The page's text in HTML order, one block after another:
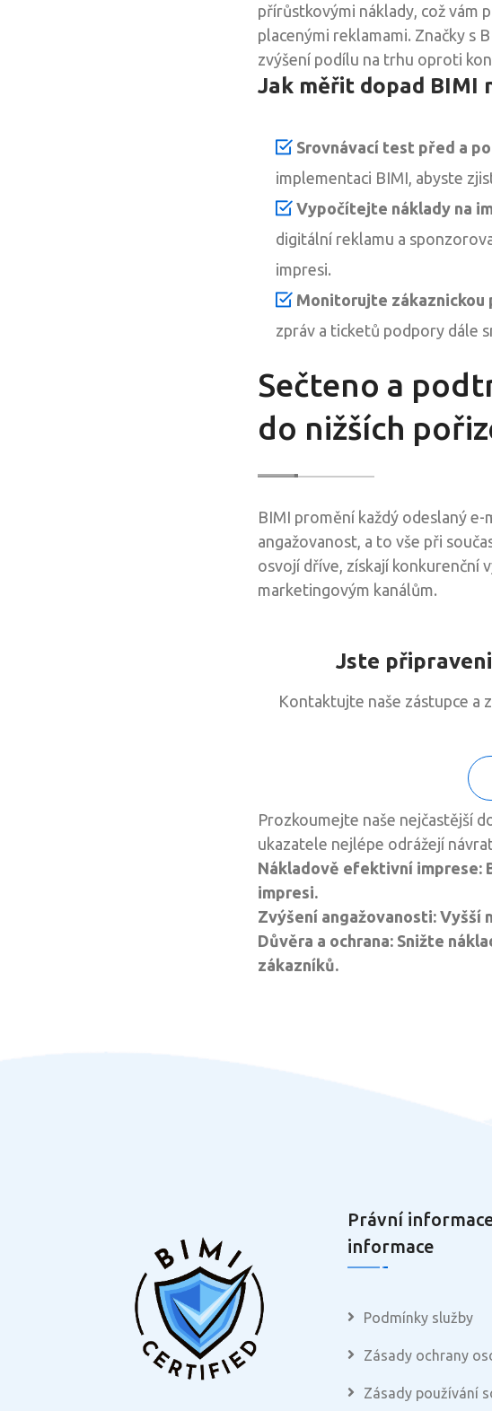
přírůstkovými náklady, což vám
placenými reklamami. Značky s
zvýšení podílu na trhu oproti
Jak měřit dopad BIMI
Srovnávací test před a
implementaci BIMI, abyste
Vypočítejte náklady na
digitální reklamu a
impresi.
Monitorujte zákaznickou
zpráv a ticketů podpory dále
Sečteno a
do nižších
BIMI promění každý odeslaný
angažovanost, a to vše při
osvojí dříve, získají
marketingovým kanálům.
Jste
Kontaktujte naše zástupce a
Prozkoumejte naše nejčastější
ukazatele nejlépe odrážejí
Nákladově efektivní imprese:
impresi.
Zvýšení angažovanosti: Vyšší
Důvěra a ochrana: Snižte
zákazníků.
Právní
informace
Podmínky služby
Zásady ochrany
Zásady používání